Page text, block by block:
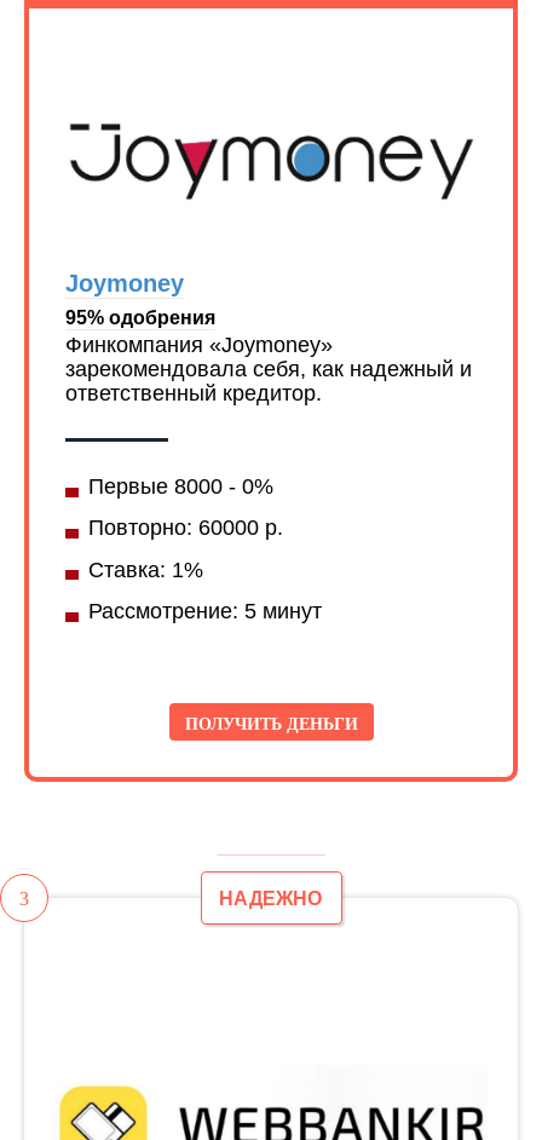
Joymoney
95% одобрения
Финкомпания «Joymoney»
зарекомендовала себя, как надежный и
ответственный кредитор.
Первые 8000 - 0%
Повторно: 60000 р.
Ставка: 1%
Рассмотрение: 5 минут
ПОЛУЧИТЬ ДЕНЬГИ
3 НАДЕЖНО